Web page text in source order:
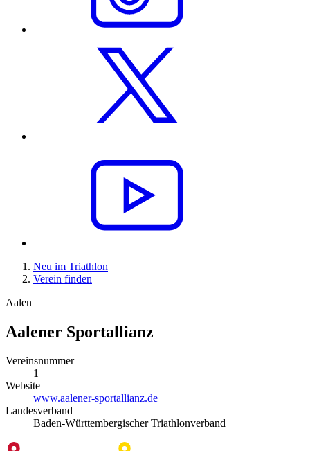
Neu im Triathlon
Verein finden
Aalen
Aalener Sportallianz
Vereinsnummer
1
Website
www.aalener-sportallianz.de
Landesverband
Baden-Württembergischer Triathlonverband